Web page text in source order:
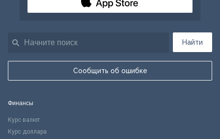
Найти
Сообщить об ошибке
Финансы
Курс валют
Курс доллара